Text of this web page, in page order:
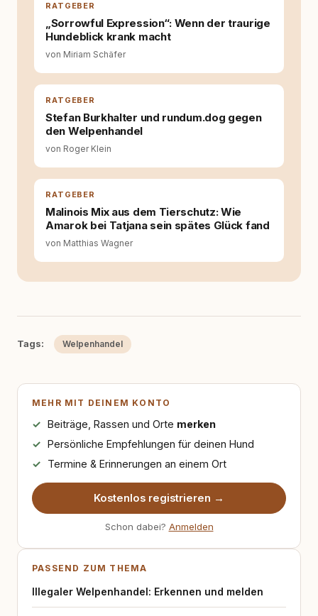
Wissens- und Serviceportal für
Hundehalter:innen in Deutschland, Österreich
und der Schweiz. Meine Überzeugung:
Tierschutz beginnt mit Wissen. Wer seinen
RATGEBER
„Sorrowful Expression“: Wenn der traurige
Hundeblick krank macht
von Miriam Schäfer
RATGEBER
Stefan Burkhalter und rundum.dog gegen
den Welpenhandel
von Roger Klein
RATGEBER
Malinois Mix aus dem Tierschutz: Wie
Amarok bei Tatjana sein spätes Glück fand
von Matthias Wagner
Tags: Welpenhandel
MEHR MIT DEINEM KONTO
Beiträge, Rassen und Orte merken
Persönliche Empfehlungen für deinen Hund
Termine & Erinnerungen an einem Ort
Kostenlos registrieren →
Schon dabei? Anmelden
PASSEND ZUM THEMA
Illegaler Welpenhandel: Erkennen und melden